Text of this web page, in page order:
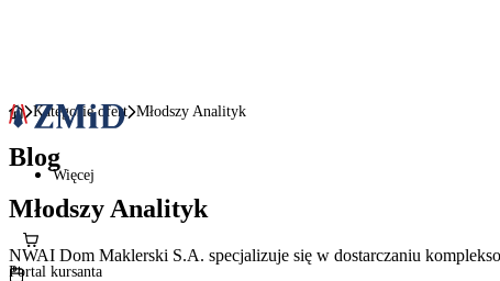
Więcej
Portal kursanta
Kategorie ofert Młodszy Analityk
Blog
Młodszy Analityk
NWAI Dom Maklerski S.A. specjalizuje się w dostarczaniu